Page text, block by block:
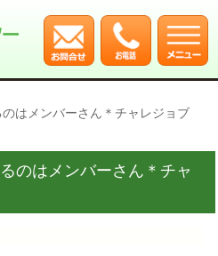
のはメンバーさん＊チャレジョブ
のはメンバーさん＊チャ